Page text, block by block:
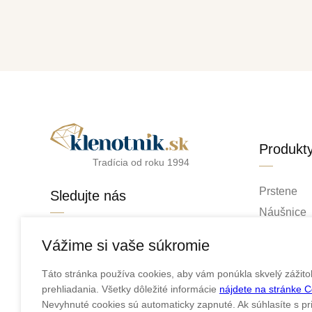
Tradícia od roku 1994
Sledujte nás
facebook
Prstene
Náušnice
Náramky
Vážime si vaše súkromie
Táto stránka používa cookies, aby vám ponúkla skvelý
prehliadania. Všetky dôležité informácie nájdete na stránke
Nevyhnuté cookies sú automaticky zapnuté. Ak súhlasíte s